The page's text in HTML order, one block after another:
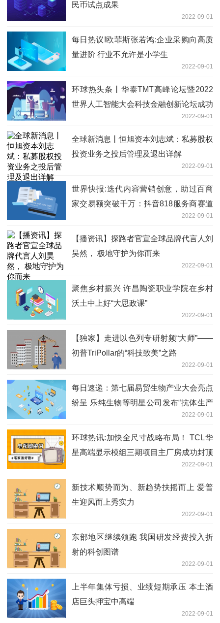
民币试点成果
2022-09-01
每日热议!欧菲斯张若鸿:企业采购向高质
量进阶 行业不允许是小学生
2022-09-01
环球热头条丨华泰TMT高峰论坛暨2022
世界人工智能大会科技金融创新论坛成功
2022-09-01
全球新消息丨恒旭资本刘志斌：私募股权
投资业务之投后管理及退出详解
2022-09-01
世界快报:迭代内容营销创意，助过百商
家交易额突破千万：抖音818服务商赛道
2022-09-01
【播资讯】探路者官宣全球品牌代言人刘
昊然， 极地守护为你而来
2022-09-01
聚焦乡村振兴 许昌陶瓷职业学院在乡村
沃土中上好“大思政课”
2022-09-01
【独家】走进以色列专研射频“大师”——
初普TriPollar的“科技致美”之路
2022-09-01
每日速递：第七届易贸生物产业大会亮点
纷呈 乐纯生物等明星公司发布“抗体生产
2022-09-01
环球热讯:加快全尺寸战略布局！ TCL华
星高端显示模组三期项目主厂房成功封顶
2022-09-01
新技术顺势而为、新趋势扶摇而上 爱普
生迎风而上秀实力
2022-09-01
东部地区继续领跑 我国研发经费投入折
射的科创图谱
2022-09-01
上半年集体亏损、业绩短期承压 本土酒
店巨头押宝中高端
2022-09-01